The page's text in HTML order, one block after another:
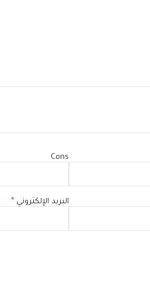
Cons
البريد الإلكتروني *